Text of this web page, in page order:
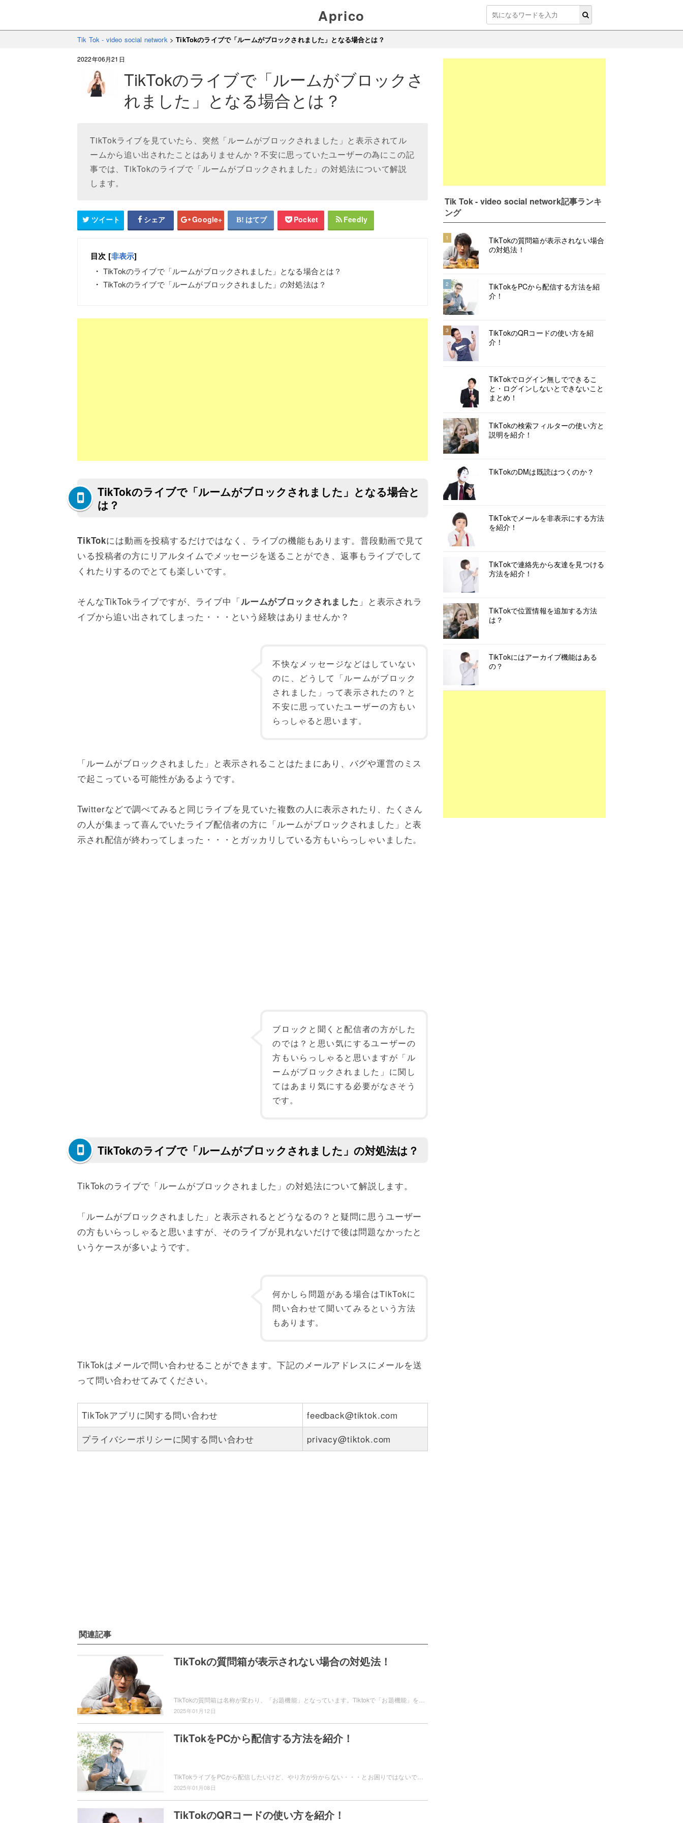
Aprico
Tik Tok - video social network>TikTokのライブで「ルームがブロックされました」となる場合とは？
2022年06月21日
TikTokのライブで「ルームがブロックさ
れました」となる場合とは？
TikTokライブを見ていたら、突然「ルームがブロックされました」と表示されてル
ームから追い出されたことはありませんか？不安に思っていたユーザーの為にこの記
事では、TikTokのライブで「ルームがブロックされました」の対処法について解説
します。
ツイート シェア Google+ はてブ Pocket Feedly
目次 [非表示]
TikTokのライブで「ルームがブロックされました」となる場合とは？
TikTokのライブで「ルームがブロックされました」の対処法は？
TikTokのライブで「ルームがブロックされました」となる場合と
は？
TikTokには動画を投稿するだけではなく、ライブの機能もあります。普段動画で見て
いる投稿者の方にリアルタイムでメッセージを送ることができ、返事もライブでして
くれたりするのでとても楽しいです。
そんなTikTokライブですが、ライブ中「ルームがブロックされました 」と表示されラ
イブから追い出されてしまった・・・という経験はありませんか？
不快なメッセージなどはしていない
のに、どうして「ルームがブロック
されました」って表示されたの？と
不安に思っていたユーザーの方もい
らっしゃると思います。
「ルームがブロックされました」と表示されることはたまにあり、バグや運営のミス
で起こっている可能性があるようです。
Twitterなどで調べてみると同じライブを見ていた複数の人に表示されたり、たくさん
の人が集まって喜んでいたライブ配信者の方に「ルームがブロックされました」と表
示され配信が終わってしまった・・・とガッカリしている方もいらっしゃいました。
ブロックと聞くと配信者の方がした
のでは？と思い気にするユーザーの
方もいらっしゃると思いますが「ル
ームがブロックされました」に関し
てはあまり気にする必要がなさそう
です。
TikTokのライブで「ルームがブロックされました」の対処法は？
TikTokのライブで「ルームがブロックされました」の対処法について解説します。
「ルームがブロックされました」と表示されるとどうなるの？と疑問に思うユーザー
の方もいらっしゃると思いますが、そのライブが見れないだけで後は問題なかったと
いうケースが多いようです。
何かしら問題がある場合はTikTokに
問い合わせて聞いてみるという方法
もあります。
TikTokはメールで問い合わせることができます。下記のメールアドレスにメールを送
って問い合わせてみてください。
TikTokアプリに関する問い合わせ
feedback@tiktok.com
プライバシーポリシーに関する問い合わせ
privacy@tiktok.com
関連記事
TikTokの質問箱が表示されない場合の対処法！
2025年01月12日
TikTokをPCから配信する方法を紹介！
TikTokライブをPCから配信したいけど、やり方が分からない・・・とお困りではないですか？Tiktokライブは専用のソフトウェアを設定すれば、PCから配信することができますよ。この記事では、TikTokをPCから配信する方法を紹介します。
2025年01月08日
TikTokのQRコードの使い方を紹介！
Tik Tok - video social network記事ランキ
ング
1
TikTokの質問箱が表示されない場合
の対処法！
2
TikTokをPCから配信する方法を紹
介！
3
TikTokのQRコードの使い方を紹
介！
TikTokでログイン無しでできるこ
と・ログインしないとできないこと
まとめ！
TikTokの検索フィルターの使い方と
説明を紹介！
TikTokのDMは既読はつくのか？
TikTokでメールを非表示にする方法
を紹介！
TikTokで連絡先から友達を見つける
方法を紹介！
TikTokで位置情報を追加する方法
は？
TikTokにはアーカイブ機能はある
の？